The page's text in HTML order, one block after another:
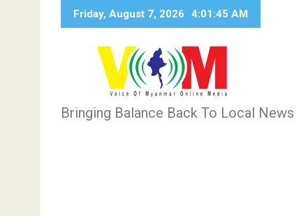
Friday, August 7, 2026 4:01:46 AM
Bringing Balance Back To Local News